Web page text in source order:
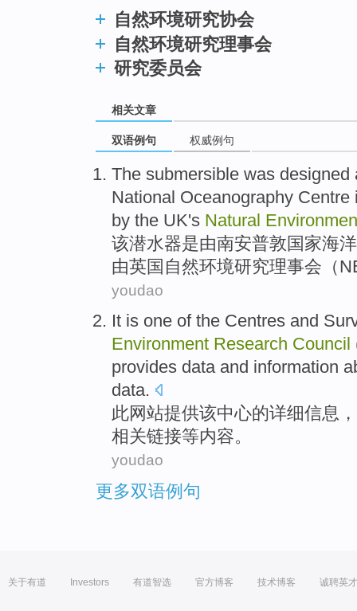
自然环境研究协会
自然环境研究理事会
研究委员会
相关文章
双语例句 权威例句
The submersible was designed
National Oceanography Centre
by the UK's Natural
该潜水器是由南安普敦国家海
由英国 自然环境研究理事会 （
youdao
It is one of the Centres and
Environment Research Council
provides dataand information
data.
此网站提供该中心的详细信息
相关链接等内容。
youdao
更多双语例句
关于有道 Investors 有道智选 官方博客 技术博客 诚聘英才